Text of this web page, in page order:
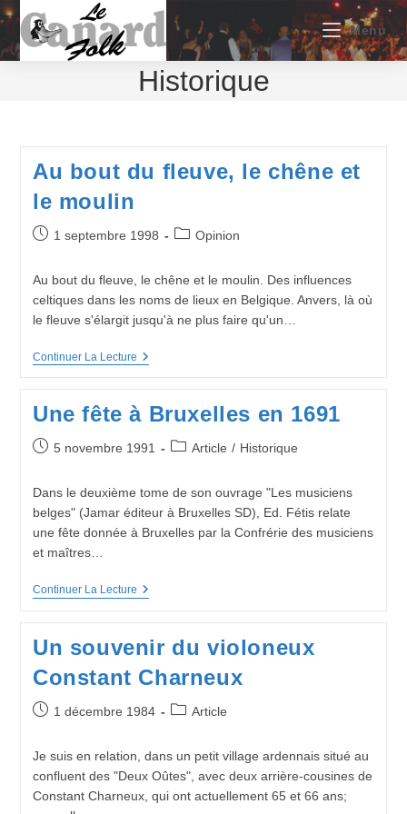
Skip
to
content
Menu
Historique
Au bout du fleuve, le chêne et
le moulin
Publication
1 septembre 1998
PostOpinion
Au bout du fleuve, le chêne et le moulin. Des influences
celtiques dans les noms de lieux en Belgique. Anvers, là où
le fleuve s'élargit jusqu'à ne plus faire qu'un…
Continuer La LectureAu
Le
Et
Une fête à Bruxelles en 1691
Publication
5 novembre 1991
PostArticle / Historique
Dans le deuxième tome de son ouvrage "Les musiciens
belges" (Jamar éditeur à Bruxelles SD), Ed. Fétis relate
une fête donnée à Bruxelles par la Confrérie des musiciens
et maîtres…
Continuer La LectureUne
En
Un souvenir du violoneux
Constant Charneux
Publication
1 décembre 1984
PostArticle
Je suis en relation, dans un petit village ardennais situé au
confluent des "Deux Oûtes", avec deux arrière-cousines de
Constant Charneux, qui ont actuellement 65 et 66 ans;